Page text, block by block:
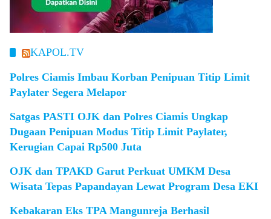
KAPOL.TV
Polres Ciamis Imbau Korban Penipuan Titip Limit
Paylater Segera Melapor
Satgas PASTI OJK dan Polres Ciamis Ungkap
Dugaan Penipuan Modus Titip Limit Paylater,
Kerugian Capai Rp500 Juta
OJK dan TPAKD Garut Perkuat UMKM Desa
Wisata Tepas Papandayan Lewat Program Desa EKI
Kebakaran Eks TPA Mangunreja Berhasil